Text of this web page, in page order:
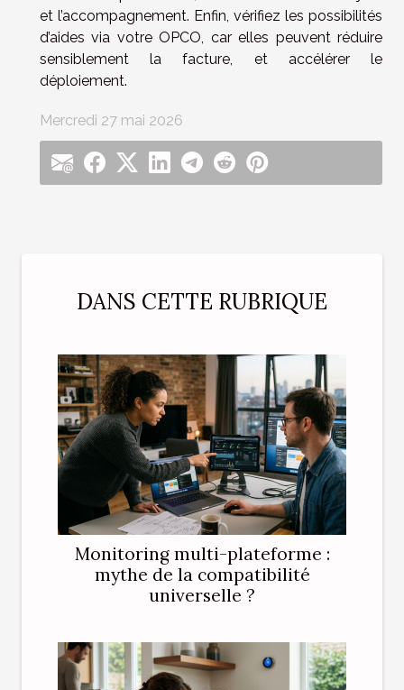
DANS CETTE RUBRIQUE
Monitoring multi-plateforme :
mythe de la compatibilité
universelle ?
et l’accompagnement. Enfin, vérifiez les possibilités
d’aides via votre OPCO, car elles peuvent réduire
sensiblement la facture, et accélérer le
déploiement.
Mercredi 27 mai 2026